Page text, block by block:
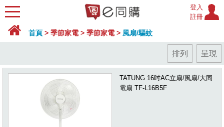
登入
註冊
首頁 > 季節家電 > 季節家電 > 風扇/驅蚊
排列 呈現
TATUNG 16吋AC立扇/風扇/大同
電扇 TF-L16B5F